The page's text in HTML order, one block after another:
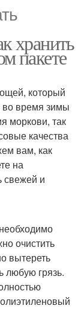
хранить
пакете
который
во время зимы
моркови, так
качества
вам, как
на
свежей и
очистить
вытереть
любую грязь.